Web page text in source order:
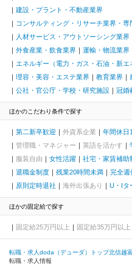
建設・プラント・不動産業界
コンサルティング・リサーチ業界・
人材サービス・アウトソーシング業界
外食産業・飲食業界
運輸・物流業界
エネルギー（電力・ガス・石油・新エ
理容・美容・エステ業界
教育業界
公社・官公庁・学校・研究施設
冠婚
ほかのこだわり条件で探す
第二新卒歓迎 外資系企業 年間休日
管理職・マネジャー
英語を活かす
服装自由
女性活躍 社宅・家賃補助
退職金制度
残業20時間未満 完全週
原則定時退社
海外出張あり U・Iタ
ほかの固定給で探す
固定給25万円以上 固定給35万円以上
転職・求人doda（デューダ）トップ北信越
転職・求人情報